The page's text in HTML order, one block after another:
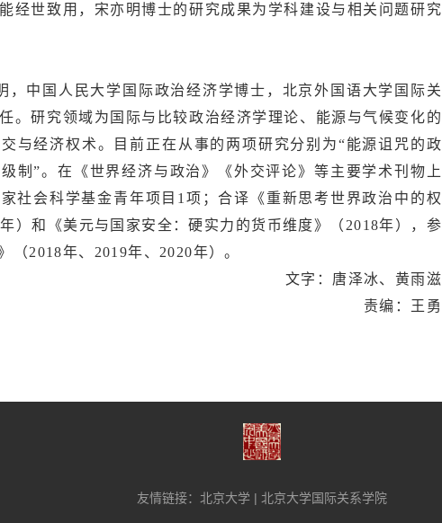
经世致用，宋亦明博士的研究成果为学科建设与相关问题研究
，中国人民大学国际政治经济学博士，北京外国语大学国际关
。研究领域为国际与比较政治经济学理论、能源与气候变化的
与经济权术。目前正在从事的两项研究分别为“能源诅咒的政
制”。在《世界经济与政治》《外交评论》等主要学术刊物上
社会科学基金青年项目1项；合译《重新思考世界政治中的权
）和《美元与国家安全：硬实力的货币维度》（2018年），参
（2018年、2019年、2020年）。
文字：唐泽冰、黄雨滋
责编：王勇
友情链接： 北京大学 | 北京大学国际关系学院